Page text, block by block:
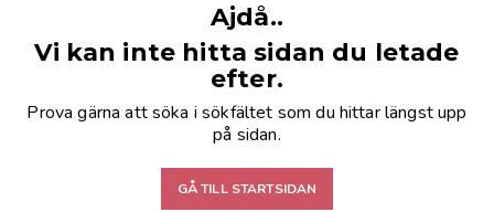
Ajdå..
Vi kan inte hitta sidan du letade
efter.
Prova gärna att söka i sökfältet som du hittar längst upp
på sidan.
GÅ TILL STARTSIDAN